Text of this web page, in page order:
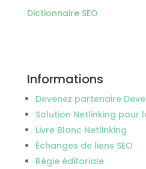
Dictionnaire SEO
Informations
Devenez partenaire
Solution Netlinking pour
Livre Blanc Netlinking
Échanges de liens SEO
Régie éditoriale